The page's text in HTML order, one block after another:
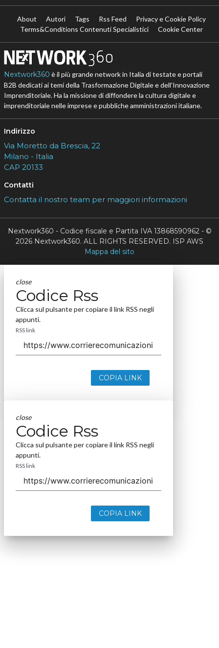
About Autori Tags Rss Feed
Privacy e Cookie Policy
Terms&Conditions Contenuti Specialistici
Cookie Center
Nextwork360 è il più grande network in Italia di testate e portali
B2B dedicati ai temi della Trasformazione Digitale e dell’Innovazione
Imprenditoriale. Ha la missione di diffondere la cultura digitale e
imprenditoriale nelle imprese e pubbliche amministrazioni italiane.
Indirizzo
Via Moretto da Brescia, 22
Milano - Italia
CAP 20133
Contatti
Contatta il nostro team per maggiori informazioni
Nextwork360 - Codice fiscale e Partita IVA 13868590962 - ©
2026 Nextwork360. ALL RIGHTS RESERVED. ISP AWS
Mappa del sito
close
Codice Rss
Clicca sul pulsante per copiare il link RSS negli
appunti.
RSS link
COPIA LINK
close
Codice Rss
Clicca sul pulsante per copiare il link RSS negli
appunti.
RSS link
COPIA LINK